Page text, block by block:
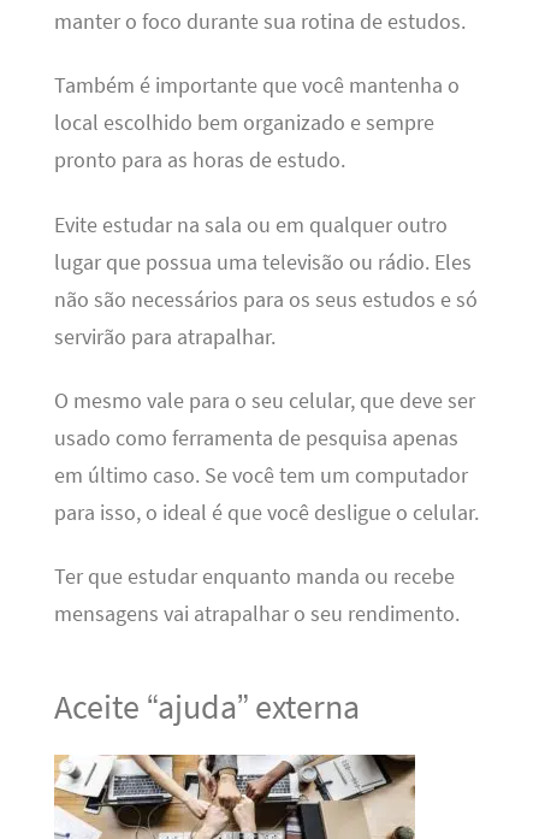
manter o foco durante sua rotina de estudos.
Também é importante que você mantenha o
local escolhido bem organizado e sempre
pronto para as horas de estudo.
Evite estudar na sala ou em qualquer outro
lugar que possua uma televisão ou rádio. Eles
não são necessários para os seus estudos e só
servirão para atrapalhar.
O mesmo vale para o seu celular, que deve ser
usado como ferramenta de pesquisa apenas
em último caso. Se você tem um computador
para isso, o ideal é que você desligue o celular.
Ter que estudar enquanto manda ou recebe
mensagens vai atrapalhar o seu rendimento.
Aceite “ajuda” externa